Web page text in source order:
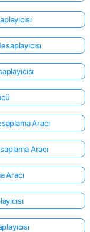
Aracı
Aracı
Aracı